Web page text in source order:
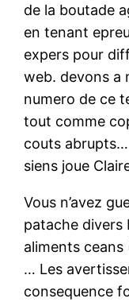
de la boutade
en tenant
expers pour
web. devons a
numero de ce
tout comme
couts abrupts…
siens joue
Vous n’avez
patache divers
aliments
… Les
consequence